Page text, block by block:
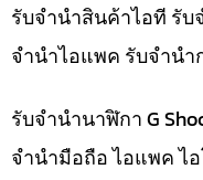
รับจำนำสินค้าไอที รั
จำนำไอแพค รับจำนำ
รับจำนำนาฬิกา G
จำนำมือถือ ไอแพค ไ